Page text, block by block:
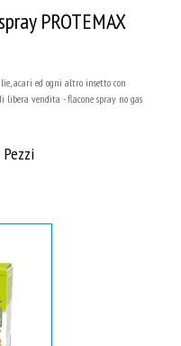
PROTEMAX
acari ed ogni altro insetto con
libera vendita - flacone spray no gas